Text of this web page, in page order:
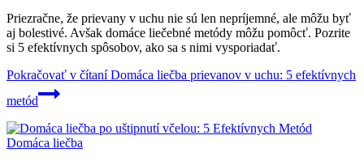
Priezračne, že prievany v uchu nie sú len nepríjemné, ale môžu byť
aj bolestivé. Avšak domáce liečebné metódy môžu pomôcť. Pozrite
si 5 efektívnych spôsobov, ako sa s nimi vysporiadať.
Pokračovať v čítaníDomáca liečba prievanov v uchu: 5 efektívnych
metód
Domáca liečba